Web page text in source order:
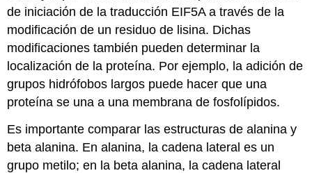
de iniciación de la traducción EIF5A a través de la
modificación de un residuo de lisina. Dichas
modificaciones también pueden determinar la
localización de la proteína. Por ejemplo, la adición de
grupos hidrófobos largos puede hacer que una
proteína se una a una membrana de fosfolípidos.
Es importante comparar las estructuras de alanina y
beta alanina. En alanina, la cadena lateral es un
grupo metilo; en la beta alanina, la cadena lateral